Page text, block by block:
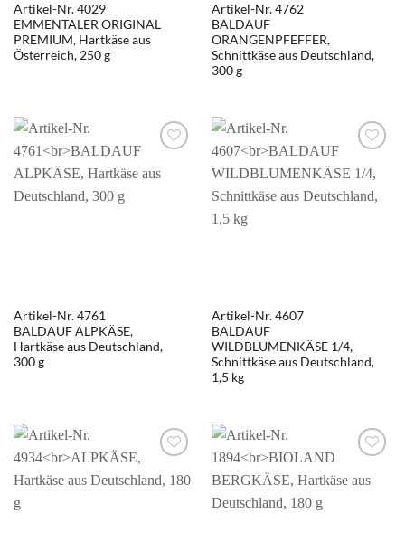
Artikel-Nr. 4029
EMMENTALER ORIGINAL
PREMIUM, Hartkäse aus
Österreich, 250 g
Artikel-Nr. 4762
BALDAUF
ORANGENPFEFFER,
Schnittkäse aus Deutschland,
300 g
Artikel-Nr. 4761
BALDAUF ALPKÄSE,
Hartkäse aus Deutschland,
300 g
Artikel-Nr. 4607
BALDAUF
WILDBLUMENKÄSE 1/4,
Schnittkäse aus Deutschland,
1,5 kg